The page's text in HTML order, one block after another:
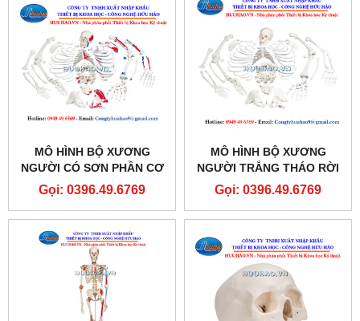
MÔ HÌNH BỘ XƯƠNG
NGƯỜI CÓ SƠN PHẦN CƠ
Gọi: 0396.49.6769
MÔ HÌNH BỘ XƯƠNG
NGƯỜI TRẮNG THÁO RỜI
Gọi: 0396.49.6769